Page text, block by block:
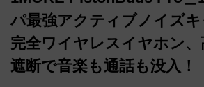
パ最強アクティブノイズ
完全ワイヤレスイヤホン、
遮断で音楽も通話も没入！